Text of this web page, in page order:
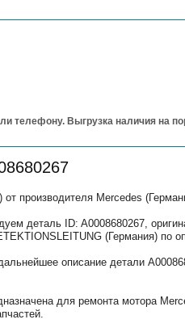
телефону. Выгрузка наличия на
производителя Mercedes
деталь ID: A0008680267,
(Германия) по
описание детали
для ремонта мотора